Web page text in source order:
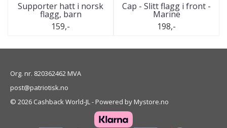
Supporter hatt i norsk
flagg, barn
159,-
Cap - Slitt flagg i front -
Marine
198,-
Org. nr. 820362462 MVA
post@patriotisk.no
© 2026 Cashback World-JL - Powered byMystore.no